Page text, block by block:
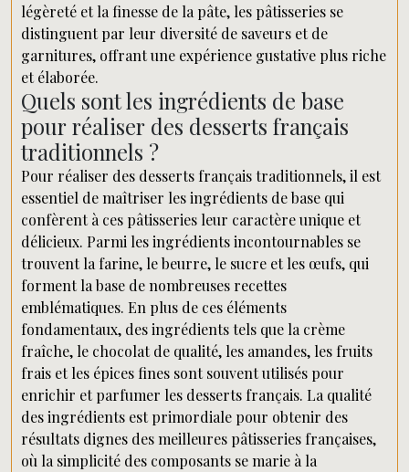
légèreté et la finesse de la pâte, les pâtisseries se
distinguent par leur diversité de saveurs et de
garnitures, offrant une expérience gustative plus riche
et élaborée.
Quels sont les ingrédients de base
pour réaliser des desserts français
traditionnels ?
Pour réaliser des desserts français traditionnels, il est
essentiel de maîtriser les ingrédients de base qui
confèrent à ces pâtisseries leur caractère unique et
délicieux. Parmi les ingrédients incontournables se
trouvent la farine, le beurre, le sucre et les œufs, qui
forment la base de nombreuses recettes
emblématiques. En plus de ces éléments
fondamentaux, des ingrédients tels que la crème
fraîche, le chocolat de qualité, les amandes, les fruits
frais et les épices fines sont souvent utilisés pour
enrichir et parfumer les desserts français. La qualité
des ingrédients est primordiale pour obtenir des
résultats dignes des meilleures pâtisseries françaises,
où la simplicité des composants se marie à la